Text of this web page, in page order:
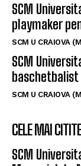
SCM
playmaker
SCM U CRAIOVA
SCM
SCM U CRAIOVA
CELE MAI CITITE
SCM